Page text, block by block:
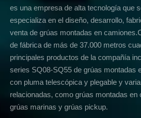
es una empresa de alta tecnología que
especializa en el diseño, desarrollo,
venta de grúas montadas en
de fábrica de más de 37.000 metros
principales productos de la compañía
series SQ08-SQ55 de grúas montadas
con pluma telescópica y plegable y
relacionadas, como grúas montadas en
grúas marinas y grúas pickup.